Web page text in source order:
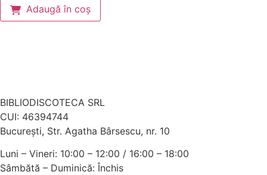
Adaugă în coș
BIBLIODISCOTECA SRL
CUI: 46394744
Bucureşti, Str. Agatha Bârsescu, nr. 10
Luni – Vineri: 10:00 – 12:00 / 16:00 – 18:00
Sâmbătă – Duminică: Închis